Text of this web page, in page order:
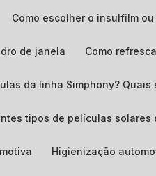
Como escolher o insulfilm
de janela Como
da linha Simphony?
tipos de películas
Higienização